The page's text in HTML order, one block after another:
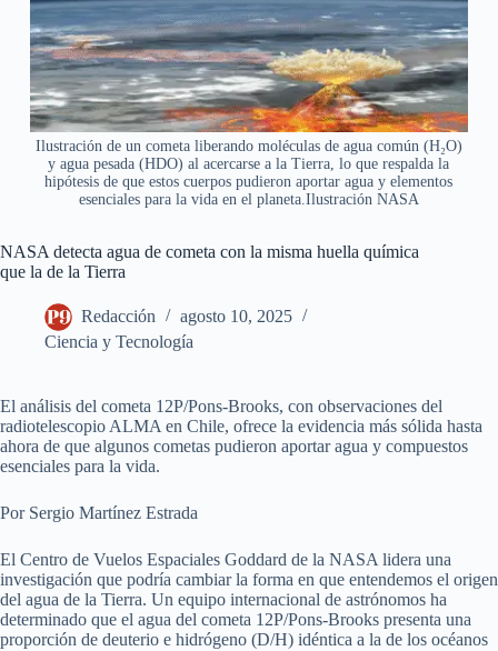
Ilustración de un cometa liberando moléculas de agua común (H₂O)
y agua pesada (HDO) al acercarse a la Tierra, lo que respalda la
hipótesis de que estos cuerpos pudieron aportar agua y elementos
esenciales para la vida en el planeta.Ilustración NASA
NASA detecta agua de cometa con la misma huella química
que la de la Tierra
Redacción
agosto 10, 2025
Ciencia y Tecnología
El análisis del cometa 12P/Pons-Brooks, con observaciones del
radiotelescopio ALMA en Chile, ofrece la evidencia más sólida hasta
ahora de que algunos cometas pudieron aportar agua y compuestos
esenciales para la vida.
Por Sergio Martínez Estrada
El Centro de Vuelos Espaciales Goddard de la NASA lidera una
investigación que podría cambiar la forma en que entendemos el origen
del agua de la Tierra. Un equipo internacional de astrónomos ha
determinado que el agua del cometa 12P/Pons-Brooks presenta una
proporción de deuterio e hidrógeno (D/H) idéntica a la de los océanos